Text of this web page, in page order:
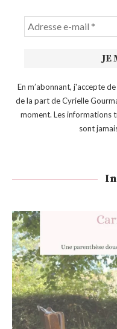
En m’abonnant, j'accepte
de la part de Cyrielle
moment. Les informations
sont